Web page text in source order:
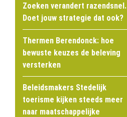
Zoeken verandert razendsnel.
Doet jouw strategie dat ook?
Thermen Berendonck: hoe
bewuste keuzes de beleving
versterken
Beleidsmakers Stedelijk
toerisme kijken steeds meer
naar maatschappelijke